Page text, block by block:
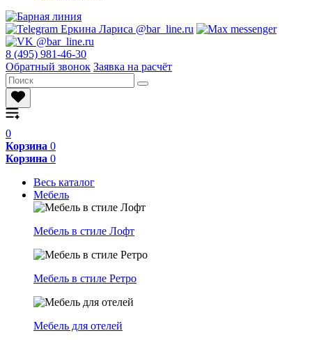
8 (495) 981-46-30
Обратный звонок Заявка на расчёт
0
Корзина 0
Корзина 0
Весь каталог
Мебель
Мебель в стиле Лофт
Мебель в стиле Ретро
Мебель для отелей